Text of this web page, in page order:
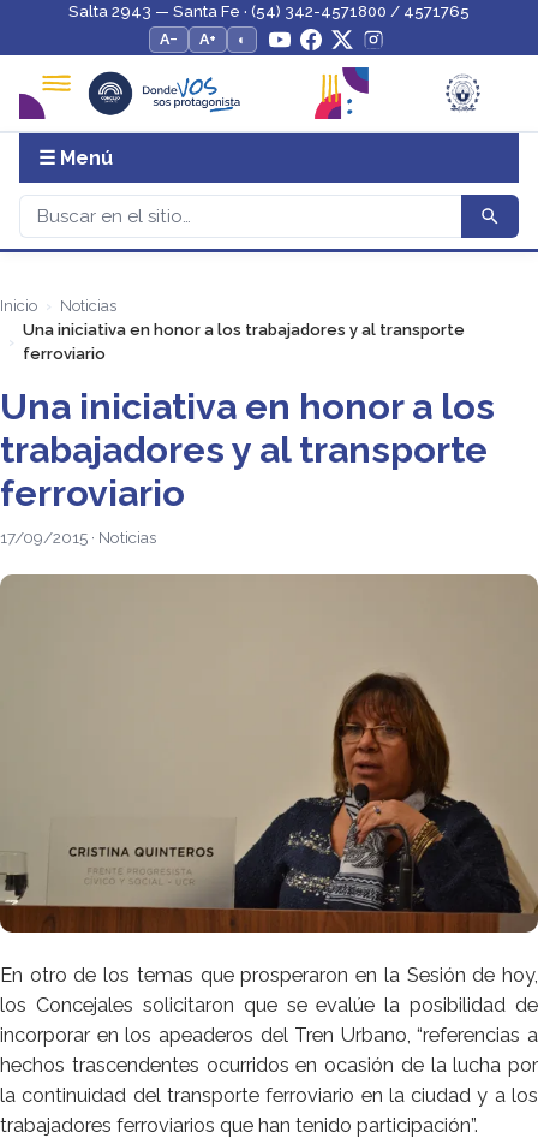
Salta 2943 — Santa Fe · (54) 342-4571800 / 4571765
A−
A+ ◐
☰ Menú
Inicio
Noticias
Una iniciativa en honor a los trabajadores y al transporte
ferroviario
Una iniciativa en honor a los
trabajadores y al transporte
ferroviario
17/09/2015 · Noticias
En otro de los temas que prosperaron en la Sesión de hoy,
los Concejales solicitaron que se evalúe la posibilidad de
incorporar en los apeaderos del Tren Urbano, “referencias a
hechos trascendentes ocurridos en ocasión de la lucha por
la continuidad del transporte ferroviario en la ciudad y a los
trabajadores ferroviarios que han tenido participación”.